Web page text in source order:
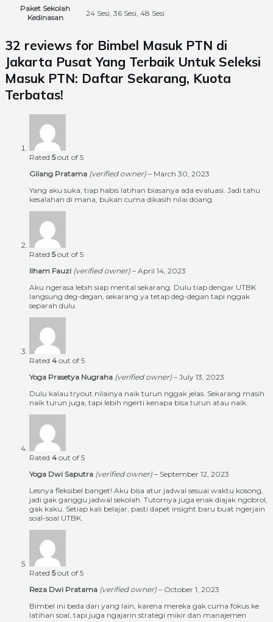
Paket Sekolah
Kedinasan
24 Sesi, 36 Sesi, 48 Sesi
32 reviews for Bimbel Masuk PTN di
Jakarta Pusat Yang Terbaik Untuk Seleksi
Masuk PTN: Daftar Sekarang, Kuota
Terbatas!
Rated 5out of 5
Gilang Pratama (verified owner) – March 30, 2023
Yang aku suka, tiap habis latihan biasanya ada evaluasi. Jadi tahu
kesalahan di mana, bukan cuma dikasih nilai doang.
Rated 5out of 5
Ilham Fauzi (verified owner) – April 14, 2023
Aku ngerasa lebih siap mental sekarang. Dulu tiap dengar UTBK
langsung deg-degan, sekarang ya tetap deg-degan tapi nggak
separah dulu.
Rated 4 out of 5
Yoga Prasetya Nugraha (verified owner) – July 13, 2023
Dulu kalau tryout nilainya naik turun nggak jelas. Sekarang masih
naik turun juga, tapi lebih ngerti kenapa bisa turun atau naik.
Rated 4 out of 5
Yoga Dwi Saputra (verified owner) – September 12, 2023
Lesnya fleksibel banget! Aku bisa atur jadwal sesuai waktu kosong,
jadi gak ganggu jadwal sekolah. Tutornya juga enak diajak ngobrol,
gak kaku. Setiap kali belajar, pasti dapet insight baru buat ngerjain
soal-soal UTBK.
Rated 5out of 5
Reza Dwi Pratama (verified owner) – October 1, 2023
Bimbel ini beda dari yang lain, karena mereka gak cuma fokus ke
latihan soal, tapi juga ngajarin strategi mikir dan manajemen